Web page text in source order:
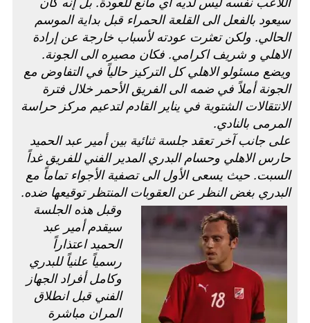
سيعود بالفعل الى القلعة الحمراء قبل بداية الموسم
الحالي. ولكن تعثرت عودته لأسباب خارجة عن إرادة
الاهلي و شريف اكرامي. فكان مصيره الى الجونة.
ويضع مسئولو الاهلي كل التركيز حالياً في التفاوض مع
الجونة أملاً في ضمه الى الفريق الأحمر خلال فترة
الانتقالات الشتوية في يناير القادم لتدعيم مركز حراسة
المرمى بالنادي.
على جانب آخر تعقد جلسة ثنائية بين أمير عبد الحميد
حارس الاهلي وحسام البدري المدير الفني للفريق غداً
السبت. حيث يسعى الأول الى تصفية الأجواء تماماً مع
البدري بغض النظر عن العقوبات المنتظر توقيعها ضده.
وقبل هذه الجلسة
سيقدم أمير عبد
الحميد اعتذاراً
رسمياً علنياً للبدري
وكامل أفراد الجهاز
الفني قبل انطلاق
المران مباشرة